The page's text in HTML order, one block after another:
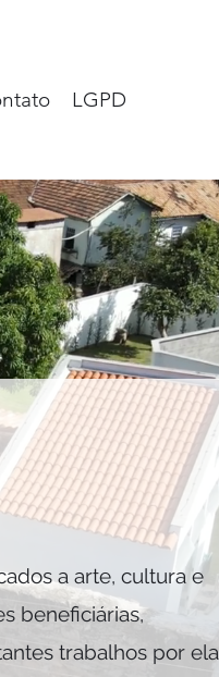
LGPD
a arte, cultura e
beneficiárias,
trabalhos por ela